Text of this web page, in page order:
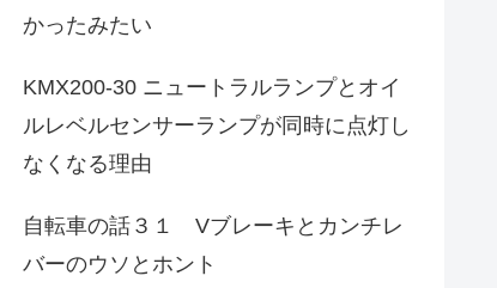
かったみたい
KMX200-30 ニュートラルランプとオイ
ルレベルセンサーランプが同時に点灯し
なくなる理由
自転車の話３１ Vブレーキとカンチレ
バーのウソとホント